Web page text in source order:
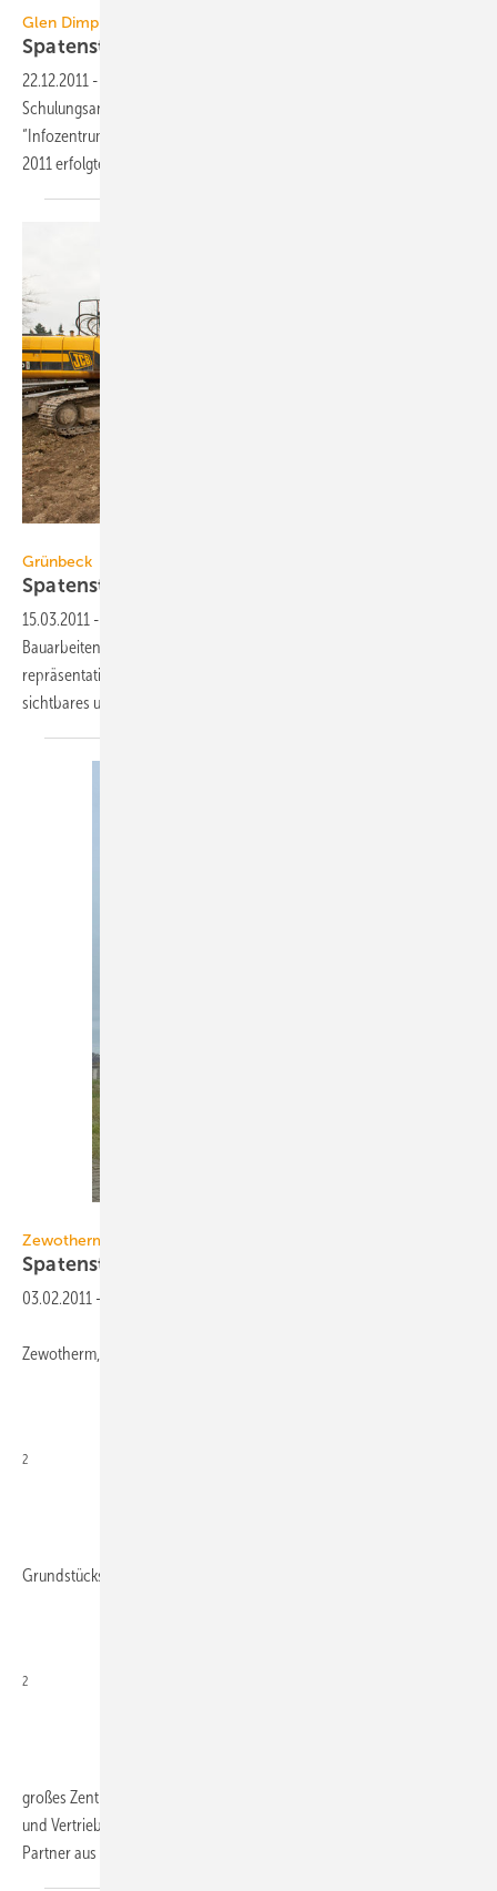
Glen Dimplex
Spatenstich für neues
22.12.2011 -
Schulungsangebot von Dimplex mit der Ablösung seines
“Infozentrums“ durch einen modernen Neubau. Am 16. Dezember
2011 erfolgte der Spatenstich für das neue
Grünbeck
Spatenstich für neues Grünbeck
15.03.2011 -
Bauarbeiten für das neue Grünbeck Forum begonnen. Mit dem
repräsentativen Neubau soll das Traditionsunternehmen ein weithin
sichtbares und innovatives Gesicht am Stammsitz
Zewotherm
Spatenstich für neues
03.02.2011 -
Zewotherm, Remagen, expandiert: Auf über 10000 m
2
Grundstücksfläche entsteht ein rund 4000 m
2
großes Zentrallager mit fünf Laderampen, neuen Büros für Technik
und Vertrieb sowie neue Ausstellungs- und Schulungsräume für die
Partner aus dem